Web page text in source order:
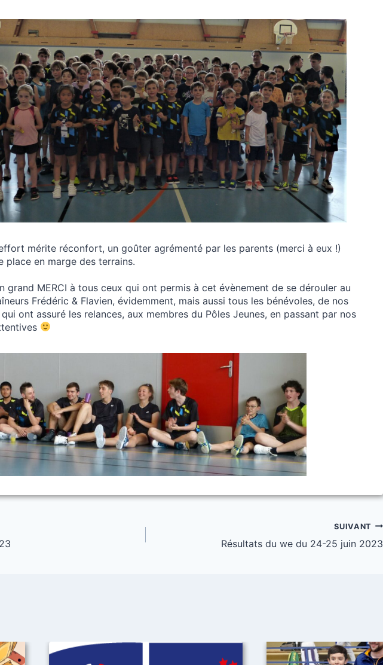
mérite réconfort, un goûter agrémenté par les parents (merci à eux !)
place en marge des terrains.
grand MERCI à tous ceux qui ont permis à cet évènement de se dérouler au
Frédéric & Flavien, évidemment, mais aussi tous les bénévoles, de nos
qui ont assuré les relances, aux membres du Pôles Jeunes, en passant par nos
SUIVANT
Résultats du we du 24-25 juin 2023